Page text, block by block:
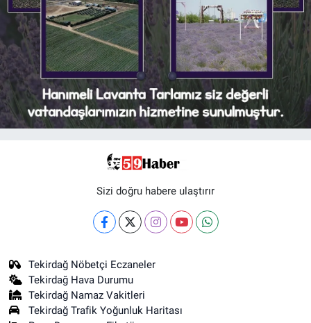
Sizi doğru habere ulaştırır
Tekirdağ Nöbetçi Eczaneler
Tekirdağ Hava Durumu
Tekirdağ Namaz Vakitleri
Tekirdağ Trafik Yoğunluk Haritası